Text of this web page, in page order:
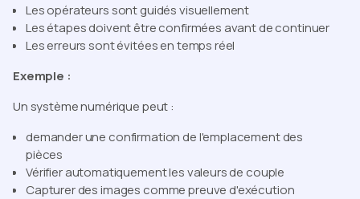
Les opérateurs sont guidés visuellement
Les étapes doivent être confirmées avant de continuer
Les erreurs sont évitées en temps réel
Exemple :
Un système numérique peut :
demander une confirmation de l'emplacement des
pièces
Vérifier automatiquement les valeurs de couple
Capturer des images comme preuve d'exécution